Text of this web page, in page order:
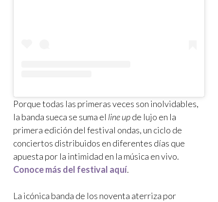
Porque todas las primeras veces son inolvidables,
la banda sueca se suma el line upde lujo en la
primera edición del festival ondas, un ciclo de
conciertos distribuidos en diferentes días que
apuesta por la intimidad en la música en vivo.
Conoce más del festival aquí.
La icónica banda de los noventa aterriza por